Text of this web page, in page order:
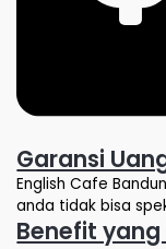
Garansi
English Cafe
anda tidak bisa
Benefit